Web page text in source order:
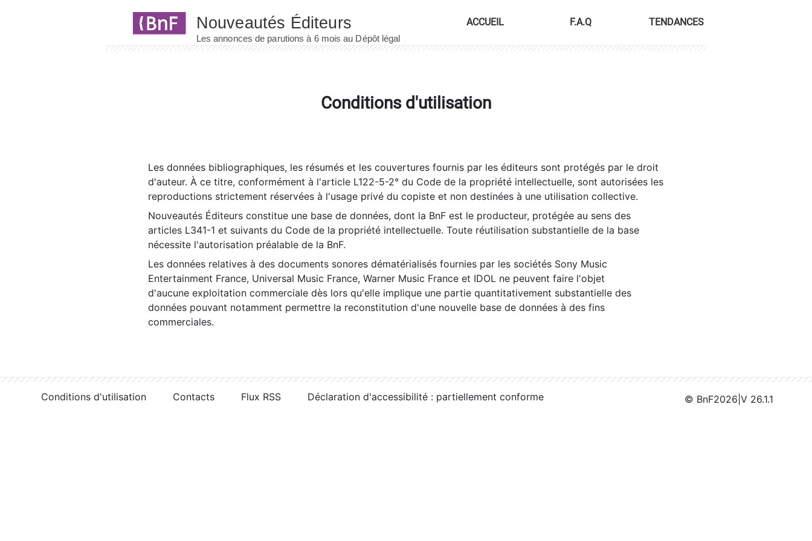
ACCUEIL F.A.Q TENDANCES
Conditions d'utilisation
Les données bibliographiques, les résumés et les couvertures fournis par les éditeurs sont protégés par le droit
d'auteur. À ce titre, conformément à l'article L122-5-2° du Code de la propriété intellectuelle, sont autorisées les
reproductions strictement réservées à l'usage privé du copiste et non destinées à une utilisation collective.
Nouveautés Éditeurs constitue une base de données, dont la BnF est le producteur, protégée au sens des
articles L341-1 et suivants du Code de la propriété intellectuelle. Toute réutilisation substantielle de la base
nécessite l'autorisation préalable de la BnF.
Les données relatives à des documents sonores dématérialisés fournies par les sociétés Sony Music
Entertainment France, Universal Music France, Warner Music France et IDOL ne peuvent faire l'objet
d'aucune exploitation commerciale dès lors qu'elle implique une partie quantitativement substantielle des
données pouvant notamment permettre la reconstitution d'une nouvelle base de données à des fins
commerciales.
Conditions d'utilisation Contacts Flux RSS Déclaration d'accessibilité : partiellement conforme © BnF2026 V 26.1.1